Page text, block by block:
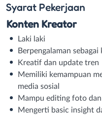
Syarat Pekerjaan
Konten Kreator
Laki laki
Berpengalaman
Kreatif dan update tren
Memiliki kemampuan
media sosial
Mampu editing foto
Mengerti basic insight